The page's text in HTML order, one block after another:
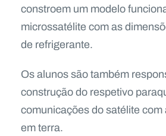
constroem um modelo
microssatélite com as
de refrigerante.
Os alunos são também
construção do respetivo
comunicações do satélite
em terra.